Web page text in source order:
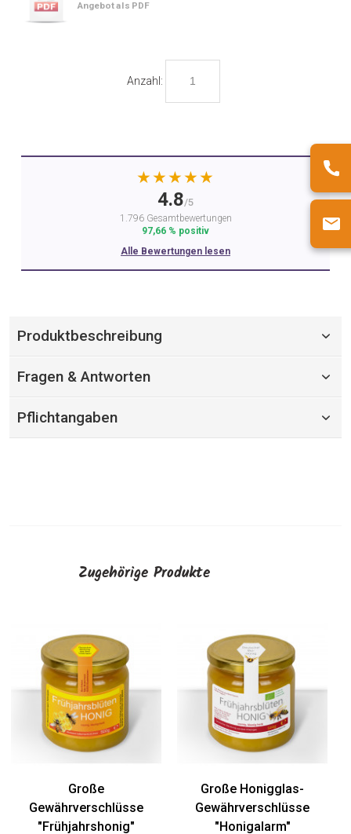
Angebot als PDF
Anzahl:
★★★★★
4.8/5
1.796 Gesamtbewertungen
97,66 % positiv
Alle Bewertungen lesen
Produktbeschreibung
Fragen & Antworten
Pflichtangaben
Zugehörige Produkte
Befestigungs-Set für
Schilder "OUTDOOR"
AUSWÄHLEN
Kleine
Gewährverschlüsse
"Honigalarm"